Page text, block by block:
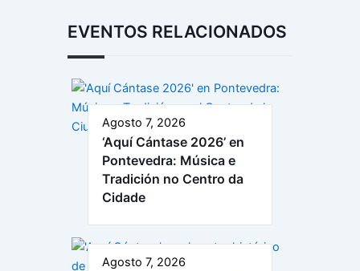
EVENTOS RELACIONADOS
Agosto 7, 2026
‘Aquí Cántase 2026’ en
Pontevedra: Música e
Tradición no Centro da
Cidade
Agosto 7, 2026